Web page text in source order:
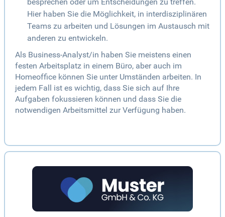
besprechen oder um Entscheidungen zu treffen.
Hier haben Sie die Möglichkeit, in interdisziplinären
Teams zu arbeiten und Lösungen im Austausch mit
anderen zu entwickeln.
Als Business-Analyst/in haben Sie meistens einen
festen Arbeitsplatz in einem Büro, aber auch im
Homeoffice können Sie unter Umständen arbeiten. In
jedem Fall ist es wichtig, dass Sie sich auf Ihre
Aufgaben fokussieren können und dass Sie die
notwendigen Arbeitsmittel zur Verfügung haben.